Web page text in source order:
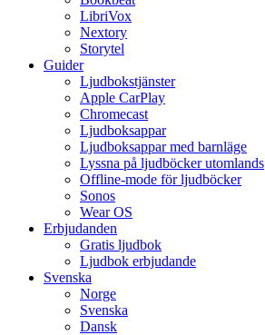
LibriVox
Nextory
Storytel
Guider
Ljudbokstjänster
Apple CarPlay
Chromecast
Ljudboksappar
Ljudboksappar med barnläge
Lyssna på ljudböcker utomlands
Offline-mode för ljudböcker
Sonos
Wear OS
Erbjudanden
Gratis ljudbok
Ljudbok erbjudande
Svenska
Norge
Svenska
Dansk